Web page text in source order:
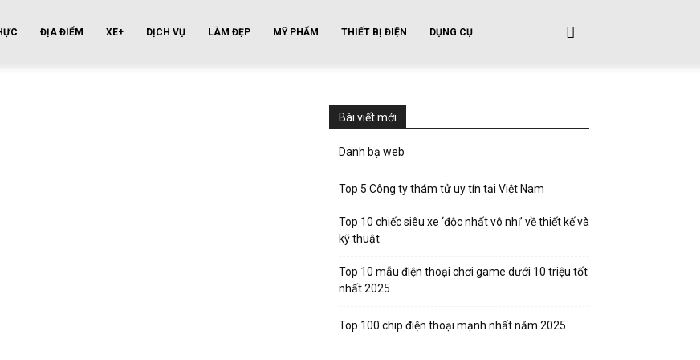
ĐỊA ĐIỂM XE+ DỊCH VỤ LÀM ĐẸP MỸ PHẨM THIẾT BỊ ĐIỆN DỤNG CỤ
Bài viết mới
Danh bạ web
Top 5 Công ty thám tử uy tín tại Việt Nam
Top 10 chiếc siêu xe ‘độc nhất vô nhị’ về thiết kế và
kỹ thuật
Top 10 mẫu điện thoại chơi game dưới 10 triệu tốt
nhất 2025
Top 100 chip điện thoại mạnh nhất năm 2025